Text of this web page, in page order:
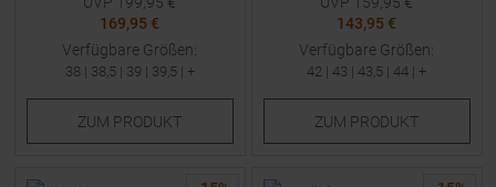
169,95 €
Verfügbare Größen:
38 | 38,5 | 39 | 39,5 | +
ZUM PRODUKT
143,95 €
Verfügbare Größen:
42 | 43 | 43,5 | 44 | +
ZUM PRODUKT